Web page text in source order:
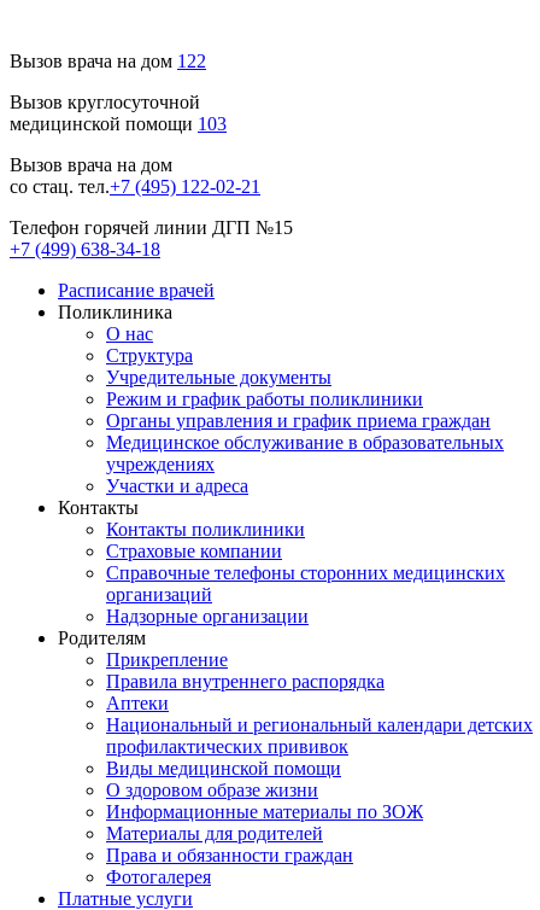
Вызов врача на дом 122
Вызов круглосуточной
медицинской помощи 103
Вызов врача на дом
со стац. тел.+7 (495) 122-02-21
Телефон горячей линии ДГП №15
+7 (499) 638-34-18
Расписание врачей
Поликлиника
О нас
Структура
Учредительные документы
Режим и график работы поликлиники
Органы управления и график приема граждан
Медицинское обслуживание в образовательных
учреждениях
Участки и адреса
Контакты
Контакты поликлиники
Страховые компании
Справочные телефоны сторонних медицинских
организаций
Надзорные организации
Родителям
Прикрепление
Правила внутреннего распорядка
Аптеки
Национальный и региональный календари детских
профилактических прививок
Виды медицинской помощи
О здоровом образе жизни
Информационные материалы по ЗОЖ
Материалы для родителей
Права и обязанности граждан
Фотогалерея
Платные услуги